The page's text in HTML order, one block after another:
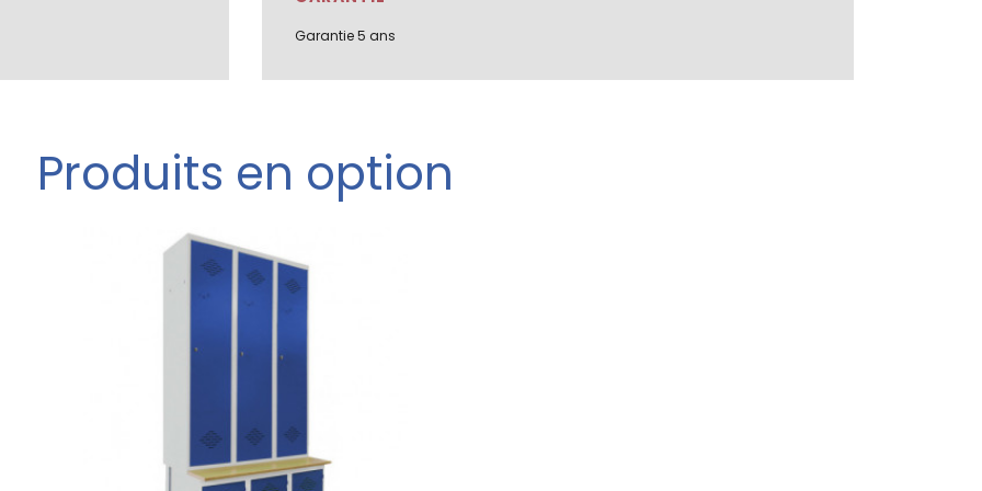
Garantie 5 ans
Produits en option